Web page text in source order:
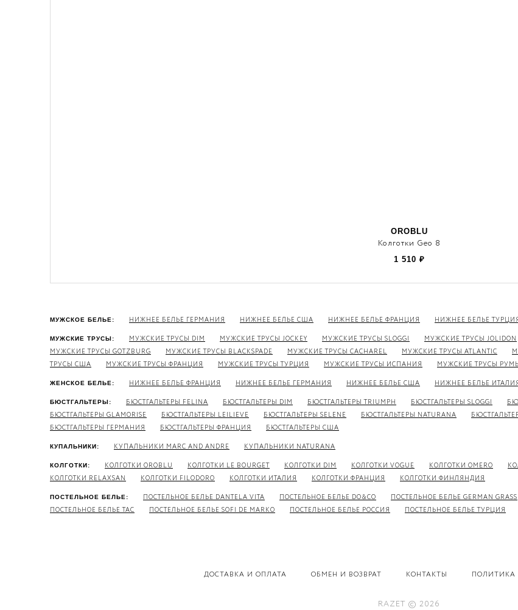
OROBLU
Колготки Geo 8
1 510 ₽
МУЖСКОЕ БЕЛЬЕ: НИЖНЕЕ БЕЛЬЕ ГЕРМАНИЯ НИЖНЕЕ БЕЛЬЕ США НИЖНЕЕ БЕЛЬЕ ФРАНЦИЯ НИЖНЕЕ БЕЛЬЕ
МУЖСКИЕ ТРУСЫ: МУЖСКИЕ ТРУСЫ DIM МУЖСКИЕ ТРУСЫ JOCKEY МУЖСКИЕ ТРУСЫ SLOGGI МУЖСКИЕ ТРУСЫ JOLIDON
МУЖСКИЕ ТРУСЫ GOTZBURG
МУЖСКИЕ ТРУСЫ BLACKSPADE МУЖСКИЕ ТРУСЫ CACHAREL МУЖСКИЕ ТРУСЫ ATLANTIC
ТРУСЫ США
МУЖСКИЕ ТРУСЫ ФРАНЦИЯ МУЖСКИЕ ТРУСЫ ТУРЦИЯ МУЖСКИЕ ТРУСЫ ИСПАНИЯ МУЖСКИЕ ТРУСЫ
ЖЕНСКОЕ БЕЛЬЕ: НИЖНЕЕ БЕЛЬЕ ФРАНЦИЯ НИЖНЕЕ БЕЛЬЕ ГЕРМАНИЯ НИЖНЕЕ БЕЛЬЕ США НИЖНЕЕ БЕЛЬЕ
БЮСТГАЛЬТЕРЫ: БЮСТГАЛЬТЕРЫ FELINA БЮСТГАЛЬТЕРЫ DIM БЮСТГАЛЬТЕРЫ TRIUMPH БЮСТГАЛЬТЕРЫ SLOGGI
БЮСТГАЛЬТЕРЫ GLAMORISE
БЮСТГАЛЬТЕРЫ LEILIEVE БЮСТГАЛЬТЕРЫ SELENE БЮСТГАЛЬТЕРЫ NATURANA
БЮСТГАЛЬТЕРЫ ГЕРМАНИЯ
БЮСТГАЛЬТЕРЫ ФРАНЦИЯ БЮСТГАЛЬТЕРЫ США
КУПАЛЬНИКИ: КУПАЛЬНИКИ MARC AND ANDRE КУПАЛЬНИКИ NATURANA
КОЛГОТКИ: КОЛГОТКИ OROBLU КОЛГОТКИ LE BOURGET КОЛГОТКИ DIM КОЛГОТКИ VOGUE КОЛГОТКИ OMERO
КОЛГОТКИ RELAXSAN
КОЛГОТКИ FILODORO КОЛГОТКИ ИТАЛИЯ КОЛГОТКИ ФРАНЦИЯ КОЛГОТКИ ФИНЛЯНДИЯ
ПОСТЕЛЬНОЕ БЕЛЬЕ: ПОСТЕЛЬНОЕ БЕЛЬЕ DANTELA VITA ПОСТЕЛЬНОЕ БЕЛЬЕ DO&CO ПОСТЕЛЬНОЕ БЕЛЬЕ GERMAN GRASS
ПОСТЕЛЬНОЕ БЕЛЬЕ TAC
ПОСТЕЛЬНОЕ БЕЛЬЕ SOFI DE MARKO ПОСТЕЛЬНОЕ БЕЛЬЕ РОССИЯ ПОСТЕЛЬНОЕ БЕЛЬЕ ТУРЦИЯ
ДОСТАВКА И ОПЛАТА ОБМЕН И ВОЗВРАТ КОНТАКТЫ ПОЛИТИКА
RAZET © 2026